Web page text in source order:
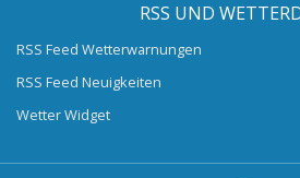
RSS UND
RSS Feed Wetterwarnungen
RSS Feed Neuigkeiten
Wetter Widget